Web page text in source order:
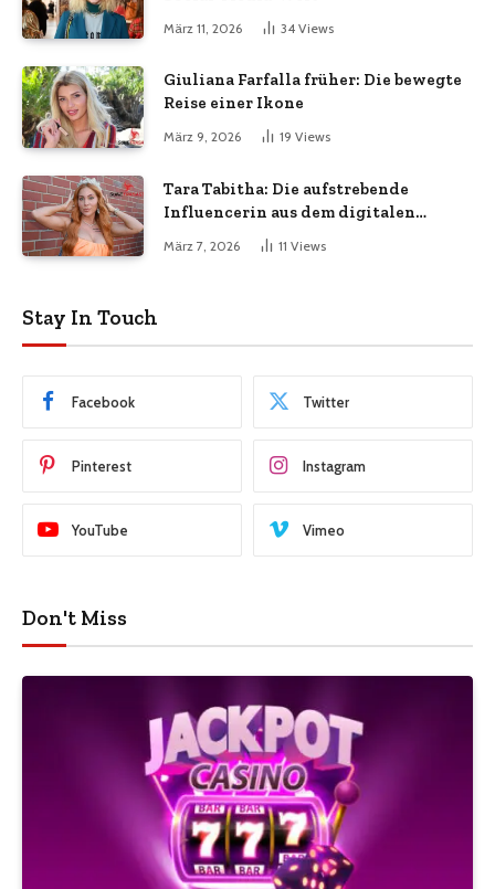
März 11, 2026 34 Views
Giuliana Farfalla früher: Die bewegte
Reise einer Ikone
März 9, 2026 19 Views
Tara Tabitha: Die aufstrebende
Influencerin aus dem digitalen
März 7, 2026 11 Views
Stay In Touch
Facebook Twitter
Pinterest Instagram
YouTube Vimeo
Don't Miss